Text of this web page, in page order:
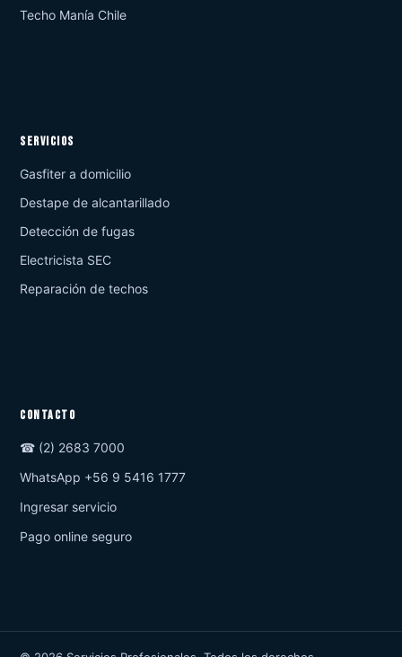
Techo Manía Chile
SERVICIOS
Gasfiter a domicilio
Destape de alcantarillado
Detección de fugas
Electricista SEC
Reparación de techos
CONTACTO
☎ (2) 2683 7000
WhatsApp +56 9 5416 1777
Ingresar servicio
Pago online seguro